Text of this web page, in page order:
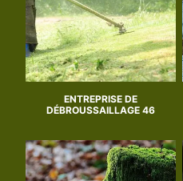
ENTREPRISE DE
DÉBROUSSAILLAGE 46